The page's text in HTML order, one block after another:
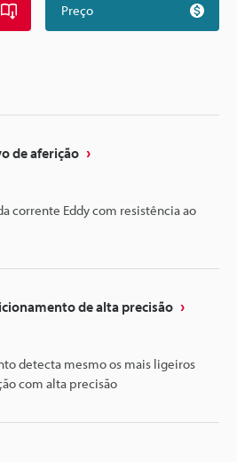
Preço
de aferição
corrente Eddy com resistência ao
de alta precisão
detecta mesmo os mais ligeiros
com alta precisão